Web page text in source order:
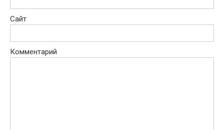
Сайт
Комментарий